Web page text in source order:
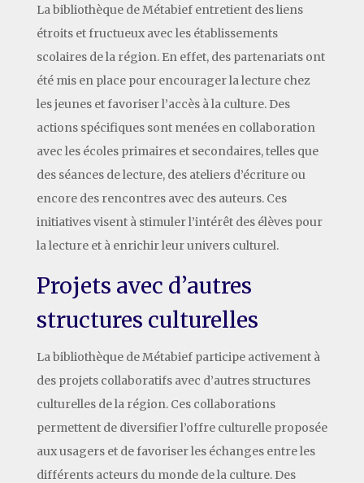
La bibliothèque de Métabief entretient des liens
étroits et fructueux avec les établissements
scolaires de la région. En effet, des partenariats ont
été mis en place pour encourager la lecture chez
les jeunes et favoriser l’accès à la culture. Des
actions spécifiques sont menées en collaboration
avec les écoles primaires et secondaires, telles que
des séances de lecture, des ateliers d’écriture ou
encore des rencontres avec des auteurs. Ces
initiatives visent à stimuler l’intérêt des élèves pour
la lecture et à enrichir leur univers culturel.
Projets avec d’autres
structures culturelles
La bibliothèque de Métabief participe activement à
des projets collaboratifs avec d’autres structures
culturelles de la région. Ces collaborations
permettent de diversifier l’offre culturelle proposée
aux usagers et de favoriser les échanges entre les
différents acteurs du monde de la culture. Des